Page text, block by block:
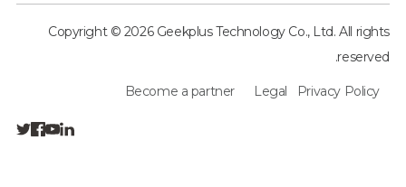
Copyright © 2026 Geekplus Technology Co., Ltd. All rights
reserved.
Privacy Policy
Legal
Become a partner